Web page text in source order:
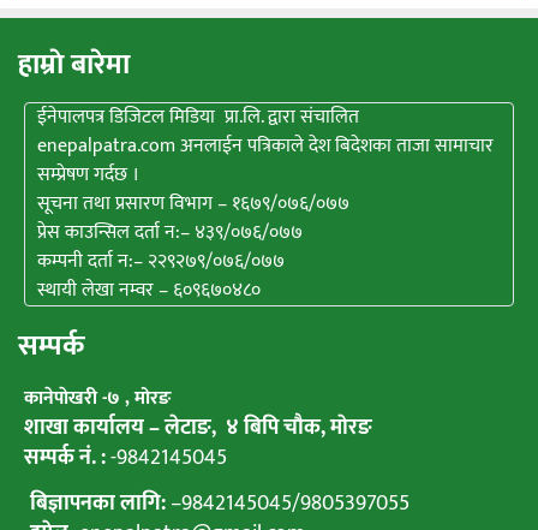
हाम्राे बारेमा
ईनेपालपत्र डिजिटल मिडिया प्रा.लि. द्वारा संचालित
enepalpatra.com अनलाईन पत्रिकाले देश बिदेशका ताजा सामाचार
सम्प्रेषण गर्दछ ।
सूचना तथा प्रसारण विभाग – १६७९/०७६/०७७
प्रेस काउन्सिल दर्ता न:– ४३९/०७६/०७७
कम्पनी दर्ता न:– २२९२७९/०७६/०७७
स्थायी लेखा नम्वर – ६०९६७०४८०
सम्पर्क
कानेपाेखरी -७ , मोरङ
शाखा कार्यालय – लेटाङ, ४ बिपि चाैक, माेरङ
सम्पर्क नं. :-9842145045
बिज्ञापनका लागि:–9842145045/9805397055